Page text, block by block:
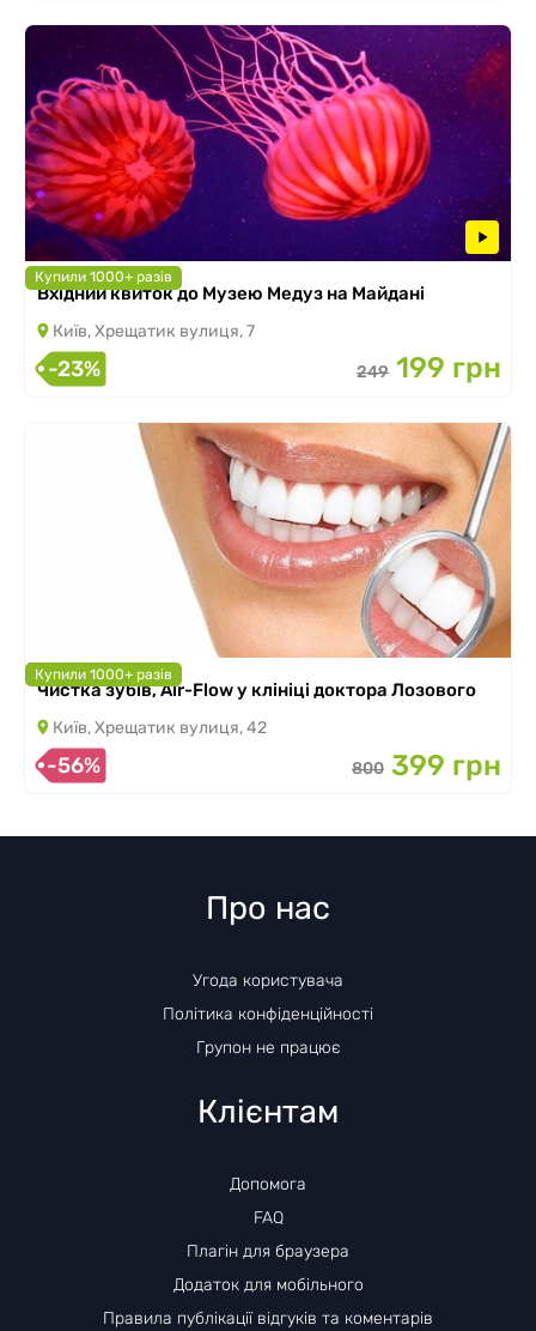
Купили 1000+ разів
Вхідний квиток до Музею Медуз на Майдані
Київ, Хрещатик вулиця, 7
-23% 249 199 грн
Купили 1000+ разів
Чистка зубів, Air-Flow у клініці доктора Лозового
Київ, Хрещатик вулиця, 42
-56% 800 399 грн
Про нас
Угода користувача
Політика конфіденційності
Групон не працює
Клієнтам
Допомога
FAQ
Плагін для браузера
Додаток для мобільного
Правила публікації відгуків та коментарів